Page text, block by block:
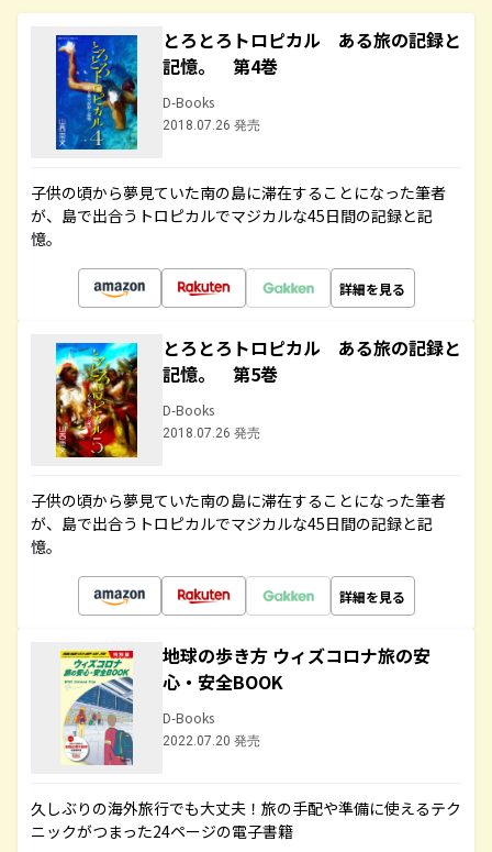
とろとろトロピカル ある旅の記録と
記憶。 第4巻
D-Books
2018.07.26 発売
子供の頃から夢見ていた南の島に滞在することになった筆者
が、島で出合うトロピカルでマジカルな45日間の記録と記
憶。
詳細を見る
とろとろトロピカル ある旅の記録と
記憶。 第5巻
D-Books
2018.07.26 発売
子供の頃から夢見ていた南の島に滞在することになった筆者
が、島で出合うトロピカルでマジカルな45日間の記録と記
憶。
詳細を見る
地球の歩き方 ウィズコロナ旅の安
心・安全BOOK
D-Books
2022.07.20 発売
久しぶりの海外旅行でも大丈夫！旅の手配や準備に使えるテク
ニックがつまった24ページの電子書籍